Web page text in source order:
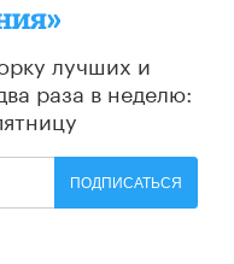
лучших и
раза в неделю:
ПОДПИСАТЬСЯ